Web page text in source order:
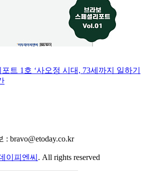
트 1호 ‘사오정 시대, 73세까지 일하기
bravo@etoday.co.kr
이피엔씨 . All rights reserved